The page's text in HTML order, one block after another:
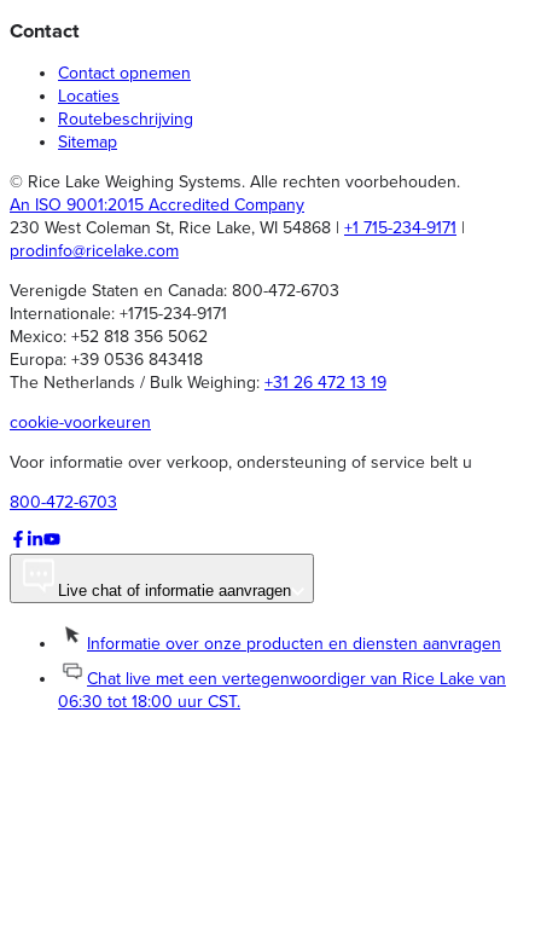
Contact
Contact opnemen
Locaties
Routebeschrijving
Sitemap
© Rice Lake Weighing Systems. Alle rechten voorbehouden.
An ISO 9001:2015 Accredited Company
230 West Coleman St, Rice Lake, WI 54868 | +1 715-234-9171 |
prodinfo@ricelake.com
Verenigde Staten en Canada: 800-472-6703
Internationale: +1715-234-9171
Mexico: +52 818 356 5062
Europa: +39 0536 843418
The Netherlands / Bulk Weighing: +31 26 472 13 19
cookie-voorkeuren
Voor informatie over verkoop, ondersteuning of service belt u
800-472-6703
Live chat of informatie aanvragen
Informatie over onze producten en diensten aanvragen
Chat live met een vertegenwoordiger van Rice Lake van
06:30 tot 18:00 uur CST.